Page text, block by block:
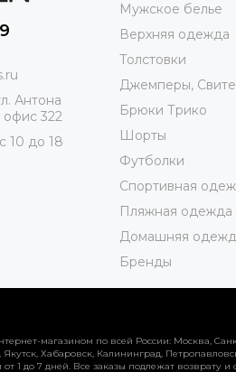
Антона
офис 322
10 до 18
Мужское белье
Верхняя одежда
Толстовки
Джемперы,
Брюки Трико
Шорты
Футболки
Спортивная
Пляжная одежда
Домашняя
Бренды
магазином по всей России: Москва,
Хабаровск, Калининград,
от 1 до 7 дней. Все заказы подлежат